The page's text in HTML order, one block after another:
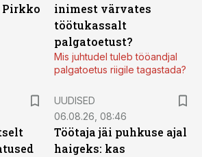
Pirkko
inimest värvates
töötukassalt
palgatoetust?
Mis juhtudel tuleb tööandjal
palgatoetus riigile tagastada?
UUDISED
06.08.26, 08:46
Töötaja jäi puhkuse ajal
haigeks: kas